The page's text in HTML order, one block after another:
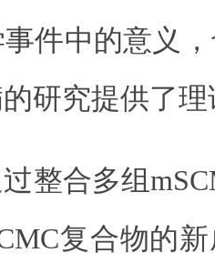
件中的意义
研究提供了
整合多组
复合物的